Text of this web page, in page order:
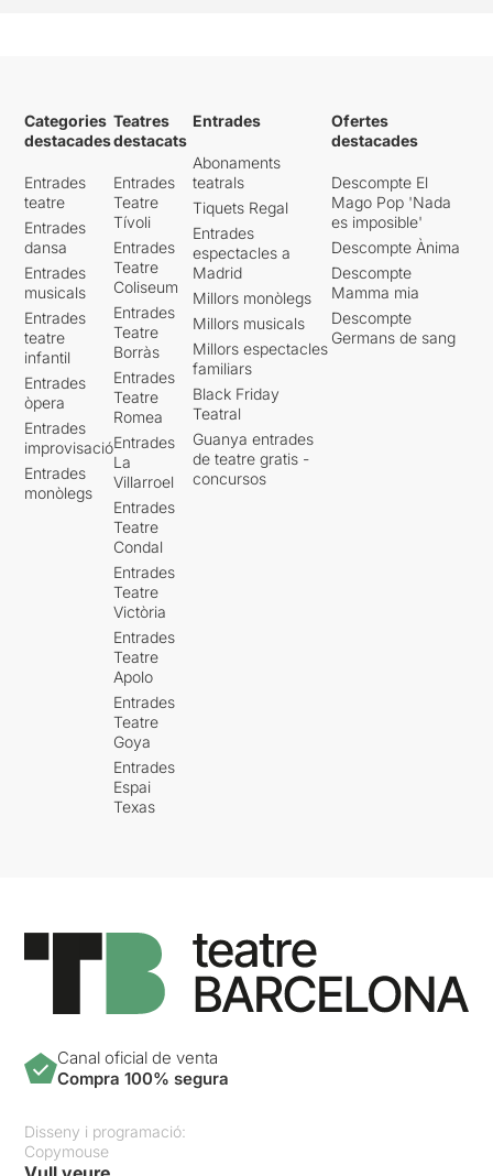
Categories
destacades
Entrades
teatre
Entrades
dansa
Entrades
musicals
Entrades
teatre
infantil
Entrades
òpera
Entrades
improvisació
Entrades
monòlegs
Teatres
destacats
Entrades
Teatre
Tívoli
Entrades
Teatre
Coliseum
Entrades
Teatre
Borràs
Entrades
Teatre
Romea
Entrades
La
Villarroel
Entrades
Teatre
Condal
Entrades
Teatre
Victòria
Entrades
Teatre
Apolo
Entrades
Teatre
Goya
Entrades
Espai
Texas
Entrades
Abonaments
teatrals
Tiquets Regal
Entrades
espectacles a
Madrid
Millors monòlegs
Millors musicals
Millors espectacles
familiars
Black Friday
Teatral
Guanya entrades
de teatre gratis -
concursos
Ofertes
destacades
Descompte El
Mago Pop 'Nada
es imposible'
Descompte Ànima
Descompte
Mamma mia
Descompte
Germans de sang
Canal oficial de venta
Compra 100% segura
Disseny i programació:
Copymouse